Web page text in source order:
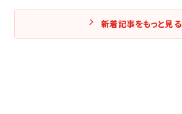
新着記事をもっと見る